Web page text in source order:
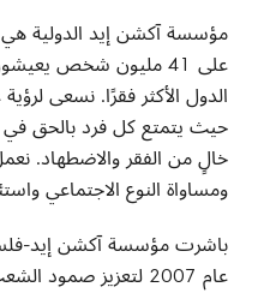
مؤسسة آكشن إيد الدولية هي
الدول الأكثر فقرًا. نسعى
حيث يتمتع كل فرد بالحق في
خالٍ من الفقر والاضطهاد.
ومساواة النوع الاجتماعي
باشرت مؤسسة آكشن إيد-
عام 2007 لتعزيز